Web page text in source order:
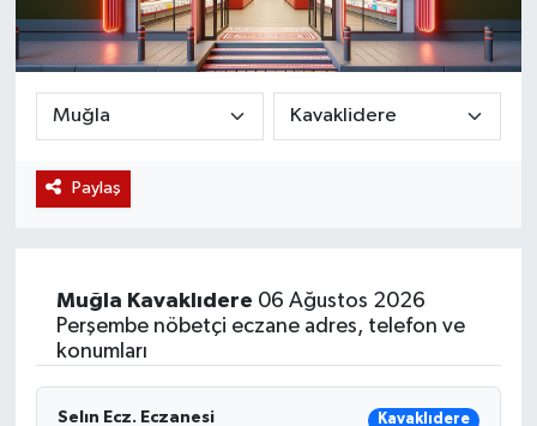
Paylaş
Muğla Kavaklıdere 06 Ağustos 2026
Perşembe nöbetçi eczane adres, telefon ve
konumları
Selın Ecz. Eczanesi Kavaklıdere
Magazin
Etkinlikler